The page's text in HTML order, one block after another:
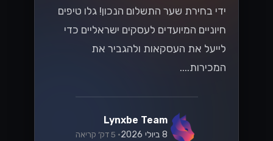
ידי בחירת שער התשלום הנכון! גלו טיפים
חיוניים המיועדים לעסקים ישראליים כדי
לייעל את העסקאות ולהגביר את
המכירות....
Lynxbe Team
8 ביולי 2026 • 5 דק׳ קריאה